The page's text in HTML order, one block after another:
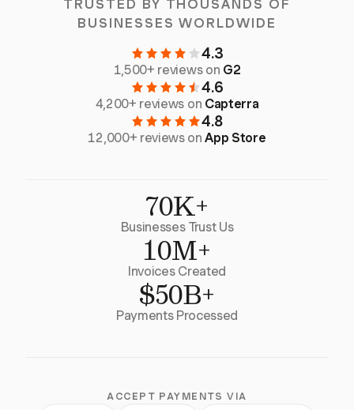
TRUSTED BY THOUSANDS OF
BUSINESSES WORLDWIDE
4.3
1,500+ reviews on G2
4.6
4,200+ reviews on Capterra
4.8
12,000+ reviews onApp Store
70K+
Businesses Trust Us
10M+
Invoices Created
$50B+
Payments Processed
ACCEPT PAYMENTS VIA